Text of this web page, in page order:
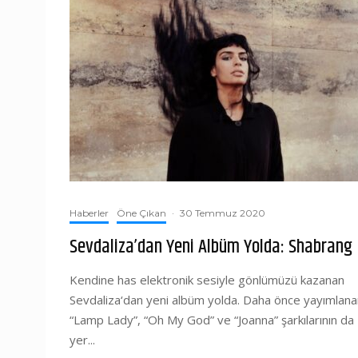
Haberler Öne Çıkan · 30 Temmuz 2020
Sevdaliza’dan Yeni Albüm Yolda: Shabrang
Kendine has elektronik sesiyle gönlümüzü kazanan
Sevdaliza‘dan yeni albüm yolda. Daha önce
“Lamp Lady”, “Oh My God” ve “Joanna” şarkılarının da
yer...